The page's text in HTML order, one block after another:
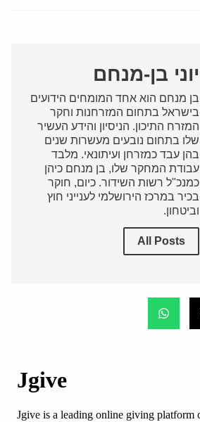
יוני בן-מנחם
בן מנחם הוא אחד המומחים הידועים
בישראל בתחום המזרחנות וחקר
המזרח התיכון. הניסיון והידע העשיר
שלו בתחום נובעים מעשרות שנים
בהן עבד כמזרחן ועיתונאי. מלבד
עבודת המחקר שלו, בן מנחם כיהן
כמנכ"ל רשות השידור. כיום, חוקר
בכיר במרכז הירושלמי לענייני חוץ
וביטחון.
All Posts